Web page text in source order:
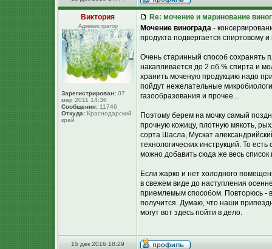
Виктория
Администратор
Зарегистрирован: 07
мар 2011 14:36
Сообщения: 11746
Откуда: Краснодарский
край
Re: мочение и маринование
Мочение винограда -
продукта подвергается спиртовому
Очень старинный способ сохранять
накапливается до 2 об.% спирта и
хранить моченую продукцию надо
пойдут нежелательные
газообразования и прочее...
Поэтому берем на мочку самый
прочную кожицу, плотную мякоть,
сорта Шасла, Мускат
технологических инструкций. То
можно добавить сюда же весь
Если жарко и нет холодного
в свежем виде до наступления
приемлемым способом. Повторюсь -
получится. Думаю, что наши
могут вот здесь пойти в дело.
15 дек 2016 18:29